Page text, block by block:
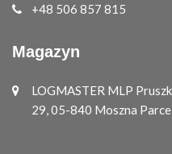
+48 506 857 815
Magazyn
LOGMASTER MLP
29, 05-840 Moszna